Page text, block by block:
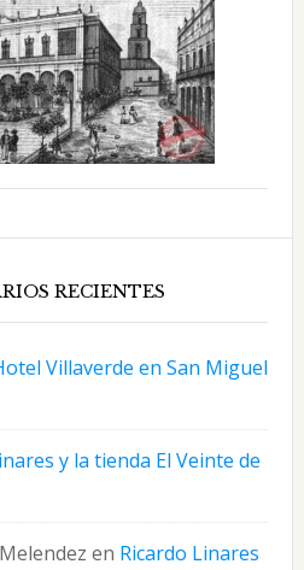
RECIENTES
Villaverde en San Miguel
y la tienda El Veinte de
en Ricardo Linares